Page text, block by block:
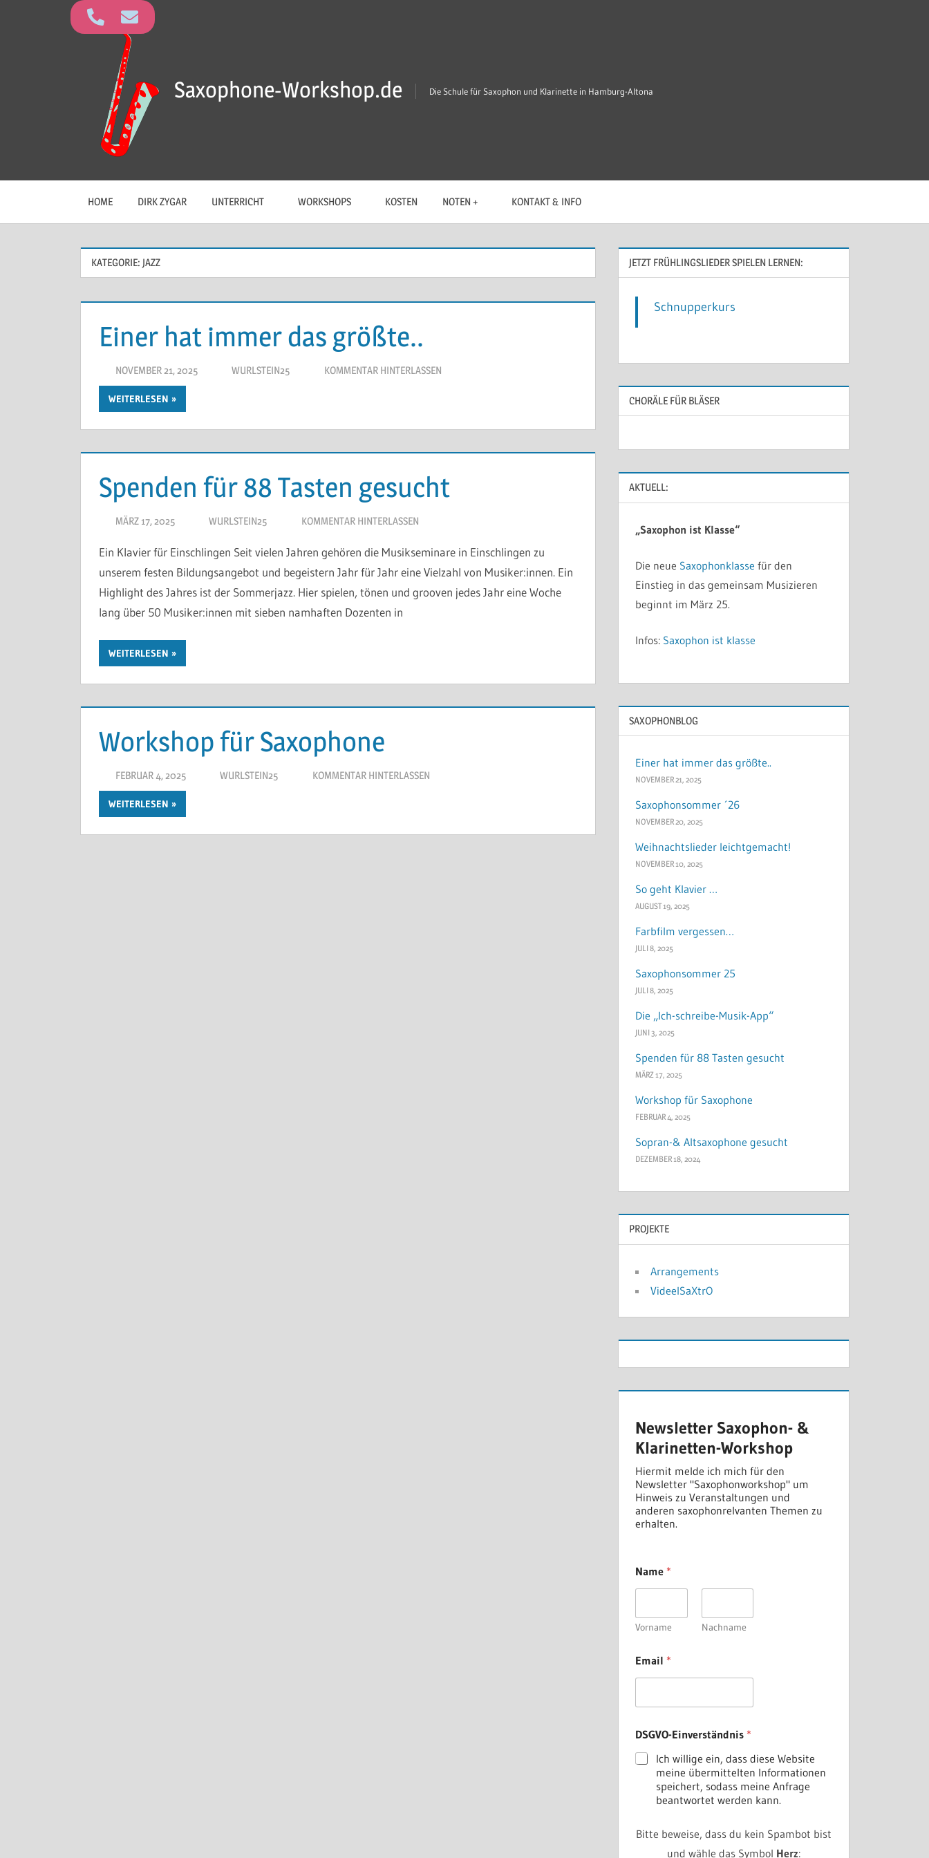
Saxophone-Workshop.de Die Schule für Saxophon und Klarinette in Hamburg-Altona
HOME DIRK ZYGAR UNTERRICHT WORKSHOPS KOSTEN NOTEN + KONTAKT & INFO
KATEGORIE: JAZZ
Einer hat immer das größte..
NOVEMBER 21, 2025 WURLSTEIN25 KOMMENTAR HINTERLASSEN
WEITERLESEN
Spenden für 88 Tasten gesucht
MÄRZ 17, 2025 WURLSTEIN25 KOMMENTAR HINTERLASSEN
Ein Klavier für Einschlingen Seit vielen Jahren gehören die Musikseminare in Einschlingen zu
unserem festen Bildungsangebot und begeistern Jahr für Jahr eine Vielzahl von Musiker:innen. Ein
Highlight des Jahres ist der Sommerjazz. Hier spielen, tönen und grooven jedes Jahr eine Woche
lang über 50 Musiker:innen mit sieben namhaften Dozenten in
WEITERLESEN
Workshop für Saxophone
FEBRUAR 4, 2025 WURLSTEIN25 KOMMENTAR HINTERLASSEN
WEITERLESEN
JETZT FRÜHLINGSLIEDER SPIELEN LERNEN:
Schnupperkurs
CHORÄLE FÜR BLÄSER
AKTUELL:
„Saxophon ist Klasse“
Die neue Saxophonklasse für den
Einstieg in das gemeinsam Musizieren
beginnt im März 25.
Infos: Saxophon ist klasse
SAXOPHONBLOG
Einer hat immer das größte..
NOVEMBER 21, 2025
Saxophonsommer ´26
NOVEMBER 20, 2025
Weihnachtslieder leichtgemacht!
NOVEMBER 10, 2025
So geht Klavier …
AUGUST 19, 2025
Farbfilm vergessen…
JULI 8, 2025
Saxophonsommer 25
JULI 8, 2025
Die „Ich-schreibe-Musik-App“
JUNI 3, 2025
Spenden für 88 Tasten gesucht
MÄRZ 17, 2025
Workshop für Saxophone
FEBRUAR 4, 2025
Sopran-& Altsaxophone gesucht
DEZEMBER 18, 2024
PROJEKTE
Arrangements
VideelSaXtrO
Newsletter Saxophon- &
Klarinetten-Workshop
Hiermit melde ich mich für den
Newsletter "Saxophonworkshop" um
Hinweis zu Veranstaltungen und
anderen saxophonrelvanten Themen zu
erhalten.
Name*
Vorname Nachname
a
m
a
i
l
D
-
Email*
DSGVO-Einverständnis*
Ich willige ein, dass diese Website
meine übermittelten Informationen
speichert, sodass meine Anfrage
beantwortet werden kann.
Bitte beweise, dass du kein Spambot bist
und wähle das Symbol Herz: